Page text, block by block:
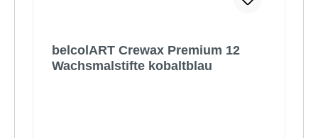
belcolART Crewax Premium 12
Wachsmalstifte kobaltblau